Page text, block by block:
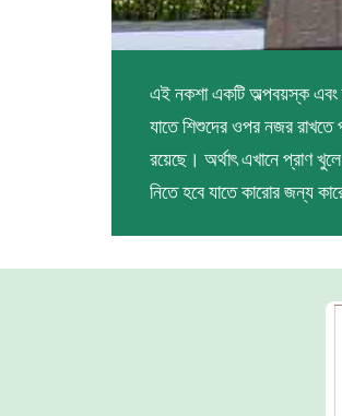
এই নকশা একটি অল্পবয়স্ক এবং
যাতে শিশুদের ওপর নজর রাখতে
রয়েছে। অর্থাৎ এখানে প্রাণ
নিতে হবে যাতে কারোর জন্য